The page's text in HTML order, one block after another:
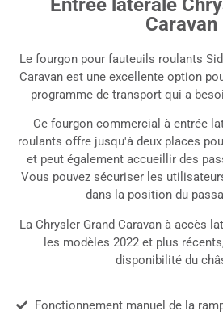
En fonction de vos réponses,
correspondent le mieux à
Entrée latérale
Caravan
Le fourgon pour fauteuils roulants
Caravan est une excellente option
programme de transport qui a
Ce fourgon commercial à entrée
roulants offre jusqu'à deux places
et peut également accueillir des
Vous pouvez sécuriser les
dans la position du
La Chrysler Grand Caravan à accès
les modèles 2022 et plus
disponibilité du
Fonctionnement manuel de la